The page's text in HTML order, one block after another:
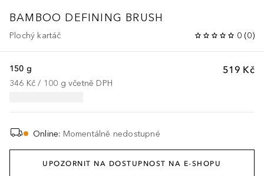
BAMBOO DEFINING BRUSH
Plochý kartáč 0 (0)
519 Kč
150 g
346 Kč / 100 g včetně DPH
Online: Momentálně nedostupné
UPOZORNIT NA DOSTUPNOST NA E-SHOPU